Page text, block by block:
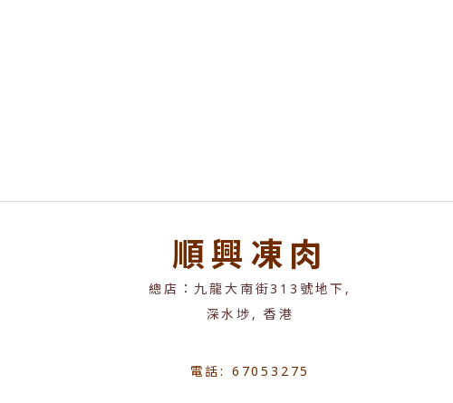
順興凍肉
總店：九龍大南街313號地下,
深水埗, 香港
電話: 67053275